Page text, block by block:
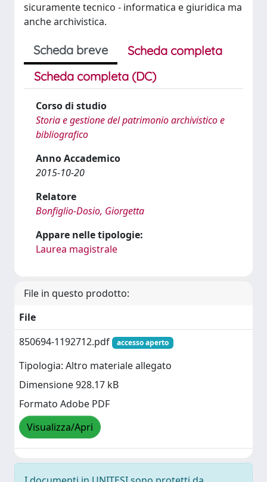
sicuramente tecnico - informatica e giuridica ma
anche archivistica.
Scheda breve
Scheda completa
Scheda completa (DC)
Corso di studio
Storia e gestione del patrimonio archivistico e
bibliografico
Anno Accademico
2015-10-20
Relatore
Bonfiglio-Dosio, Giorgetta
Appare nelle tipologie:
Laurea magistrale
File in questo prodotto:
File
850694-1192712.pdf
accesso aperto
Tipologia: Altro materiale allegato
Dimensione 928.17 kB
Formato Adobe PDF
Visualizza/Apri